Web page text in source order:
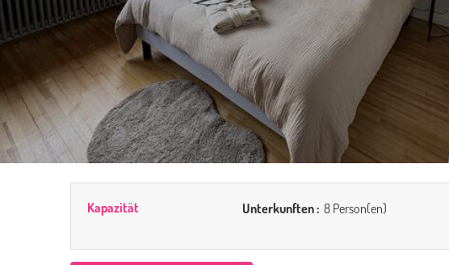
Kapazität Unterkunften : 8 Person(en)